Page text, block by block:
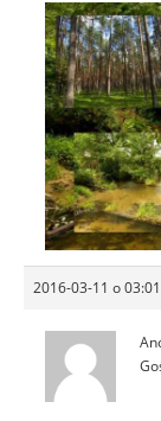
2016-03-11 o 03:01